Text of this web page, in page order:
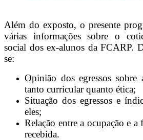
Além do exposto, o presente
várias informações sobre o
social dos ex-alunos da FCARP.
se:
Opinião dos egressos sobre
tanto curricular quanto ética;
Situação dos egressos e
eles;
Relação entre a ocupação e
recebida.